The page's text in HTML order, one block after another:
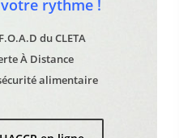
rythme !
du CLETA
À Distance
alimentaire